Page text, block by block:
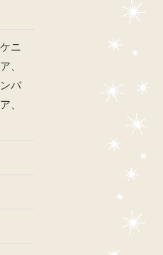
ニ
、
バ
、